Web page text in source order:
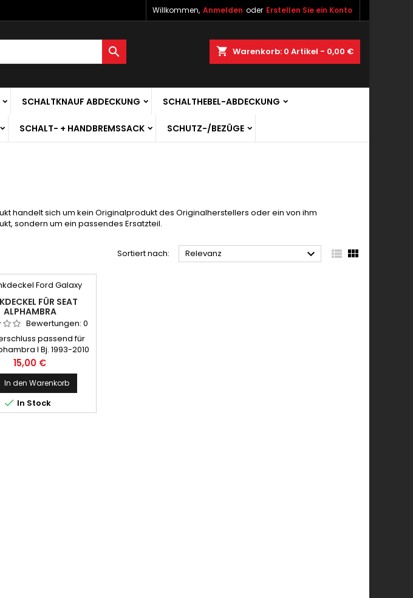
Willkommen, Anmelden oder Erstellen Sie ein Konto
shopping_cart Warenkorb: 0 Artikel - 0,00 €

SCHALTKNAUF ABDECKUNG SCHALTHEBEL-ABDECKUNG
SCHALT- + HANDBREMSSACK SCHUTZ-/BEZÜGE
handelt sich um kein Originalprodukt des Originalherstellers oder ein von ihm
sondern um ein passendes Ersatzteil.
Sortiert nach: Relevanz   
FÜR SEAT
ALPHAMBRA
Bewertungen: 0
passend für
I Bj. 1993-2010
Preis
15,00 €
In den Warenkorb
 In Stock